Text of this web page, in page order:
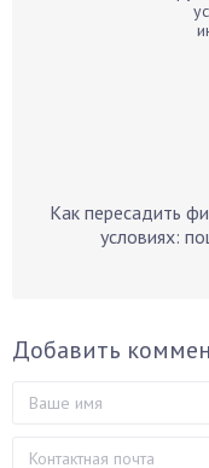
Как пересадить
условиях:
Добавить